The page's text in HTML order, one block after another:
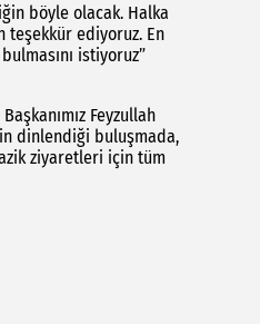
böyle olacak. Halka
teşekkür ediyoruz. En
istiyoruz”
Feyzullah
dinlendiği buluşmada,
ziyaretleri için tüm